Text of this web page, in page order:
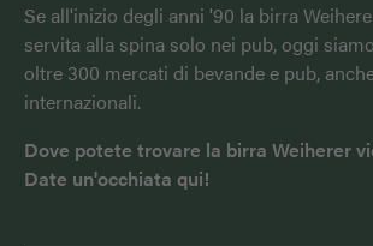
Se all'inizio degli anni '90 la birra
servita alla spina solo nei pub, oggi
oltre 300 mercati di bevande e pub,
internazionali.
Dove potete trovare la birra Weiherer
Date un'occhiata qui!